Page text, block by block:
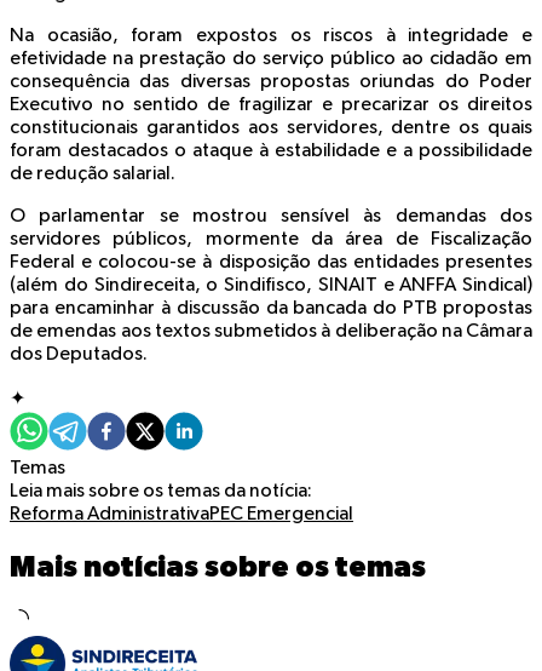
Na ocasião, foram expostos os riscos à integridade e
efetividade na prestação do serviço público ao cidadão em
consequência das diversas propostas oriundas do Poder
Executivo no sentido de fragilizar e precarizar os direitos
constitucionais garantidos aos servidores, dentre os quais
foram destacados o ataque à estabilidade e a possibilidade
de redução salarial.
O parlamentar se mostrou sensível às demandas dos
servidores públicos, mormente da área de Fiscalização
Federal e colocou-se à disposição das entidades presentes
(além do Sindireceita, o Sindifisco, SINAIT e ANFFA Sindical)
para encaminhar à discussão da bancada do PTB propostas
de emendas aos textos submetidos à deliberação na Câmara
dos Deputados.
✦
Temas
Leia mais sobre os temas da notícia:
Reforma AdministrativaPEC Emergencial
Mais notícias sobre os temas